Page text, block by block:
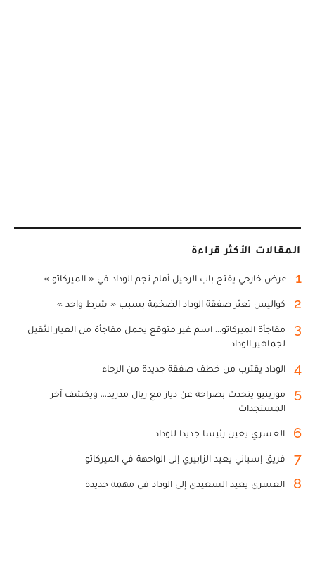
المقالات الأكثر قراءة
1 عرض خارجي يفتح باب الرحيل أمام نجم الوداد في « الميركاتو »
2 كواليس تعثر صفقة الوداد الضخمة بسبب « شرط واحد »
3
مفاجأة الميركاتو... اسم غير متوقع يحمل مفاجأة من العيار الثقيل
لجماهير الوداد
4 الوداد يقترب من خطف صفقة جديدة من الرجاء
5
مورينيو يتحدث بصراحة عن دياز مع ريال مدريد... ويكشف آخر
المستجدات
6 العسري يعين رئيسا جديدا للوداد
7 فريق إسباني يعيد الزابيري إلى الواجهة في الميركاتو
8 العسري يعيد السعيدي إلى الوداد في مهمة جديدة